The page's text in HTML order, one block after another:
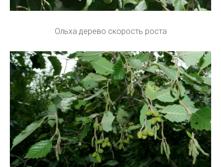
Ольха дерево скорость роста